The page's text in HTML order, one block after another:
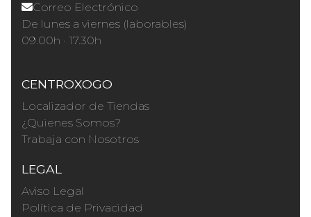
Correo Electrónico
De lunes a viernes (laborables)
09.00h · 17.30h
CENTROXOGO
Localizador de Tiendas
¿Quienes Somos?
Trabaja con Nosotros
LEGAL
Aviso Legal
Política de Privacidad